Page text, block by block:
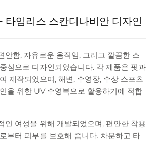
타임리스 스칸디나비안 디자인
안함, 자유로운 움직임, 그리고 깔끔한 스
심으로 디자인되었습니다. 각 제품은 핏과
제작되었으며, 해변, 수영장, 수상 스포츠
을 위한 UV 수영복으로 활용하기에 적합
인 여성을 위해 개발되었으며, 편안한 착용
부터 피부를 보호해 줍니다. 차분하고 타